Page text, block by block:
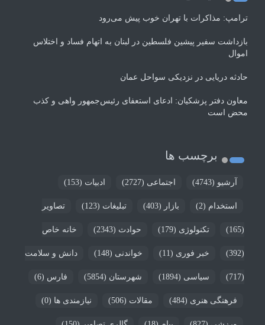
ترامپ: مذاکرات با تهران خوب پیش می‌رود
بازداشت سفیر پیشین فلسطین در لبنان به اتهام فساد و اختلاس
اموال
حادثه دریایی در نزدیکی سواحل عمان
معاون دفتر پزشکیان: ادعای استعفای رئیس‌جمهور واهی و کذب
محض است
برچسب ها
آرشیو (4743) اجتماعی (2727) ادبیات (153)
استخدام (2) بازار (403) تبلیغات (123) تصاویر
(165) تکنولوژی (179) حوادث (2343) خانه خاص
(392) خبر فوری (11) خواندنی (148) دانش و سلامت
(717) سیاسی (1894) شهرستان (5854) فارس (6)
فرهنگی هنری (484) مقالات (506) نیازمندی ها (0)